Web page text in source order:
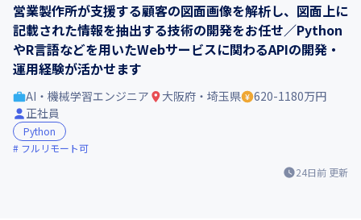
営業製作所が支援する顧客の図面画像を解析し、図面上に
記載された情報を抽出する技術の開発をお任せ／Python
やR言語などを用いたWebサービスに関わるAPIの開発・
運用経験が活かせます
24日前 更新
AI・機械学習エンジニア 大阪府・埼玉県
620-1180万円
正社員
Python
フルリモート可